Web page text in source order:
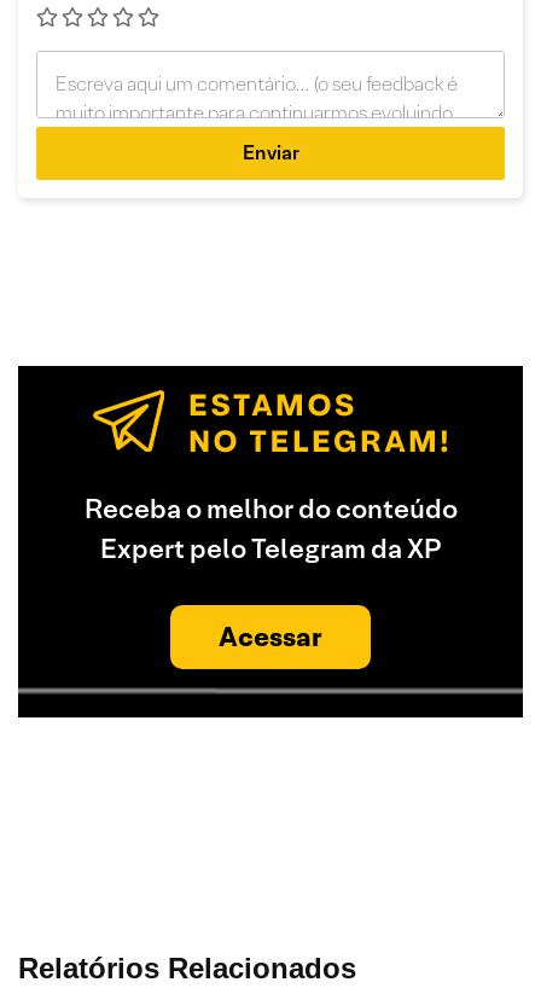
Enviar
Receba o melhor do conteúdo
Expert pelo Telegram da XP
Acessar
Relatórios Relacionados